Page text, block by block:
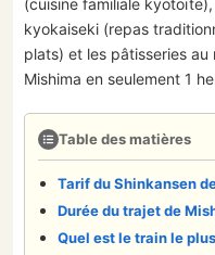
(cuisine familiale
kyokaiseki (repas
plats) et les pâtisseries
Mishima en seulement 1
Table des matières
Tarif du Shinkansen
Durée du trajet de
Quel est le train le